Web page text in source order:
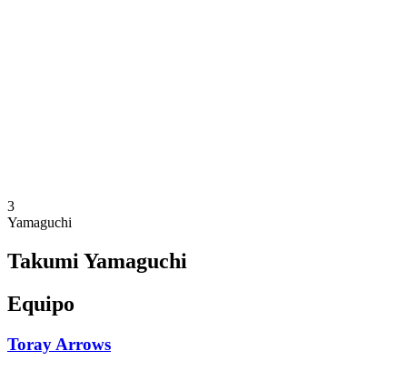
3
Yamaguchi
Takumi Yamaguchi
Equipo
Toray Arrows